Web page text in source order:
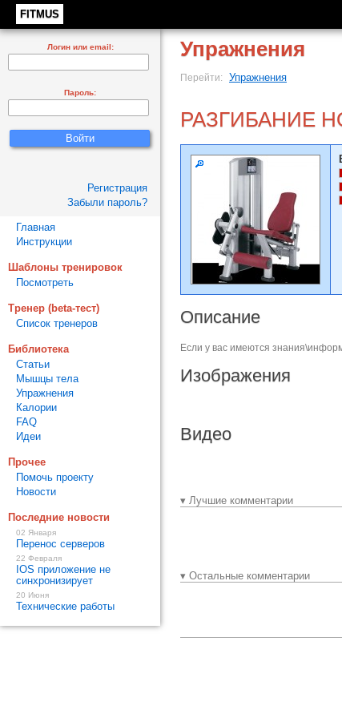
FITMUS
Упражнения
Перейти: Упражнения
РАЗГИБАНИЕ
Описание
Если у вас имеются
Изображения
Видео
▾ Лучшие комментарии
▾ Остальные комментарии
Логин или email:
Пароль:
Регистрация
Забыли пароль?
Главная
Инструкции
Шаблоны тренировок
Посмотреть
Тренер (beta-тест)
Список тренеров
Библиотека
Статьи
Мышцы тела
Упражнения
Калории
FAQ
Идеи
Прочее
Помочь проекту
Новости
Последние новости
02 Января
Перенос серверов
22 Февраля
IOS приложение не
синхронизирует
20 Июня
Технические работы